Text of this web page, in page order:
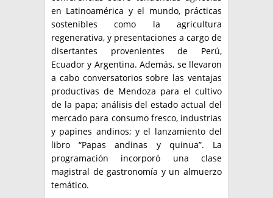
en Latinoamérica y el mundo, prácticas
sostenibles como la agricultura
regenerativa, y presentaciones a cargo de
disertantes provenientes de Perú,
Ecuador y Argentina. Además, se llevaron
a cabo conversatorios sobre las ventajas
productivas de Mendoza para el cultivo
de la papa; análisis del estado actual del
mercado para consumo fresco, industrias
y papines andinos; y el lanzamiento del
libro “Papas andinas y quinua”. La
programación incorporó una clase
magistral de gastronomía y un almuerzo
temático.